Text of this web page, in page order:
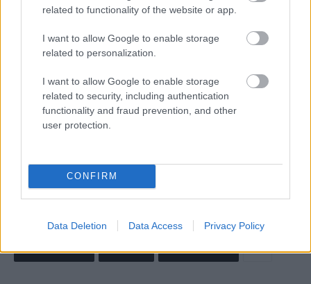
related to functionality of the website or app.
I want to allow Google to enable storage
related to personalization.
I want to allow Google to enable storage
related to security, including authentication
functionality and fraud prevention, and other
user protection.
CONFIRM
Data Deletion Data Access Privacy Policy
gyorsan túl nagy lépéseket.”
Az M-Sportnak ezzel kapcsolatban van tapasztalata,
korábban Ott Tänak és Adrien Fourmaux is túl korán
lépett elő a csúcskategóriába, és mindkettejüknek vissza
kellett térnie a WRC2-be, hogy visszanyerjék az
önbizalmukat. A csapat nem szeretné megismételni ezt a